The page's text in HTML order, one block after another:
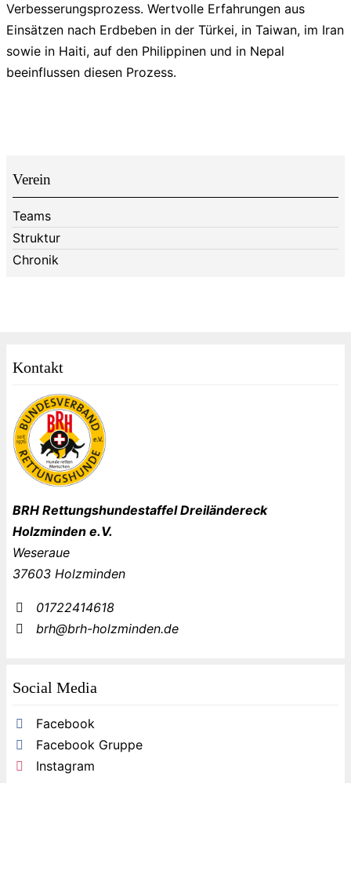
Verein
Teams
Struktur
Chronik
Verbesserungsprozess. Wertvolle Erfahrungen aus
Einsätzen nach Erdbeben in der Türkei, in Taiwan, im Iran
sowie in Haiti, auf den Philippinen und in Nepal
beeinflussen diesen Prozess.
Kontakt
BRH Rettungshundestaffel Dreiländereck
Holzminden e.V.
Weseraue
37603 Holzminden
01722414618
brh@brh-holzminden.de
Social Media
Facebook
Facebook Gruppe
Instagram